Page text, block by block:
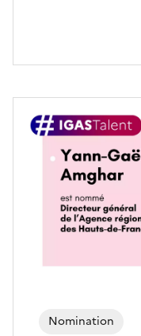
Nomination